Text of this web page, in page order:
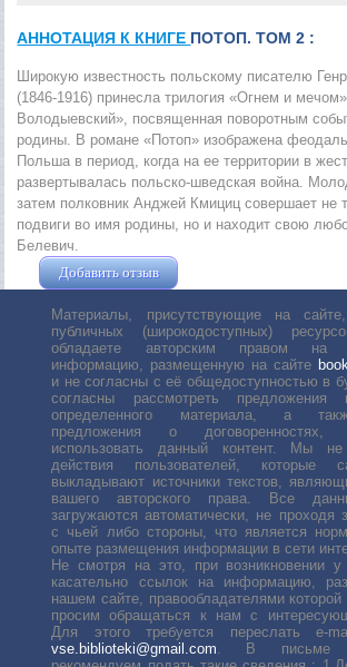
АННОТАЦИЯ К КНИГЕ ПОТОП. ТОМ 2 :
Широкую известность польскому писателю
(1846-1916) принесла трилогия «Огнем и
Володыевский», посвященная поворотным
родины. В романе «Потоп» изображена
Польша в период, когда на ее территории в
развертывалась польско-шведская война.
затем полковник Анджей Кмициц совершает не
подвиги во имя родины, но и находит свою
Белевич.
Добавить отзыв
Материалы, присутствующие на
публичных (широкодоступных)
обладаете авторским правом на
информацию, размещенную на сайте
и не согласны с её общедоступностью в
согласны рассмотреть
определенного материала, а
предложения о договоренностях,
использовать данный контент. Мы не
действия пользователей, которые
выкладывают источники текстов,
вашего авторского права. Все
загружаются автоматически, не проходя
с чьей либо стороны, что является
опыте размещения информации в сети
Не смотря на это, при возникновении
касательно ссылок на информацию,
нашем сайте, правообладателями
просим обращаться к нам с
Для этого требуется переслать е-
vse.biblioteki@gmail.com. В письме